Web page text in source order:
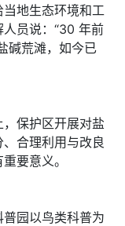
地生态环境和工
员说：“30 年前
碱荒滩，如今已
保护区开展对盐
合理利用与改良
要意义。
园以鸟类科普为